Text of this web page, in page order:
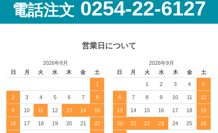
電話注文 0254-22-6127
営業日について
2026年8月
日
月 火 水 木 金 土
1
2 3 4 5 6 7 8
9 10 11 12 13 14 15
16 17 18 19 20 21 22
2026年9月
日
月 火 水 木 金 土
1 2 3 4 5
6 7 8 9 10 11 12
13 14 15 16 17 18 19
20 21 22 23 24 25 26